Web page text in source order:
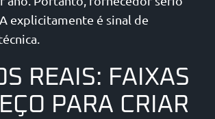
explicitamente é sinal de
REAIS: FAIXAS
PARA CRIAR